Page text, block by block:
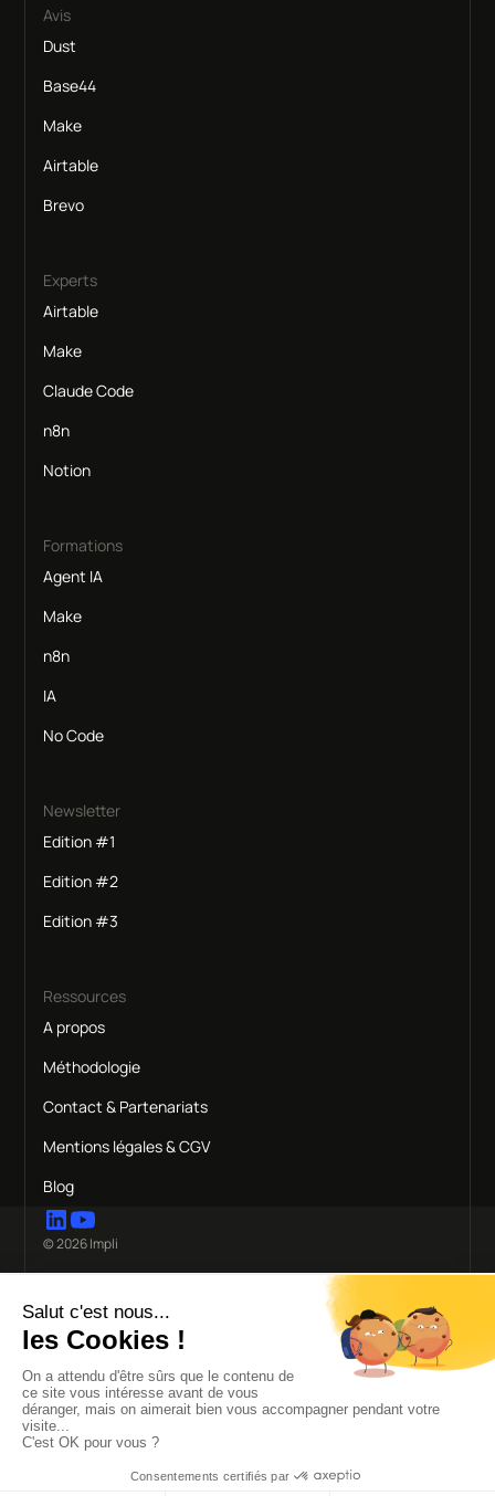
Avis
Dust
Base44
Make
Airtable
Brevo
Experts
Airtable
Make
Claude Code
n8n
Notion
Formations
Agent IA
Make
n8n
IA
No Code
Newsletter
Edition #1
Edition #2
Edition #3
Ressources
A propos
Méthodologie
Contact & Partenariats
Mentions légales & CGV
Blog
© 2026 Impli